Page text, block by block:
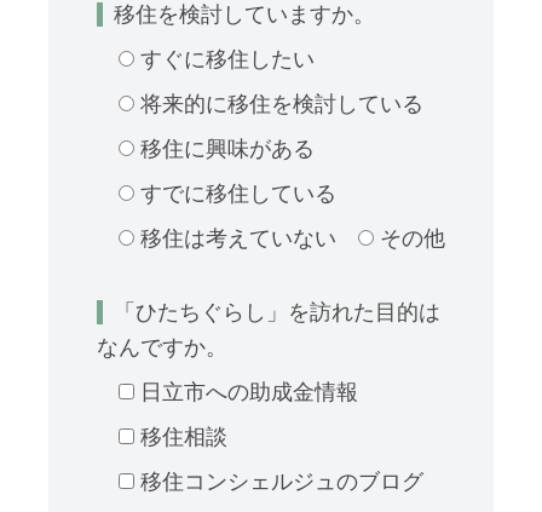
移住を検討していますか。
すぐに移住したい
将来的に移住を検討している
移住に興味がある
すでに移住している
移住は考えていない
その他
「ひたちぐらし」を訪れた目的は
なんですか。
日立市への助成金情報
移住相談
移住コンシェルジュのブログ